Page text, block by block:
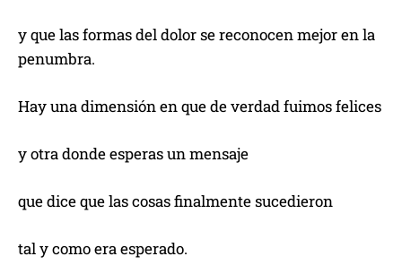
y que las formas del dolor se reconocen mejor en la
penumbra.
Hay una dimensión en que de verdad fuimos felices
y otra donde esperas un mensaje
que dice que las cosas finalmente sucedieron
tal y como era esperado.